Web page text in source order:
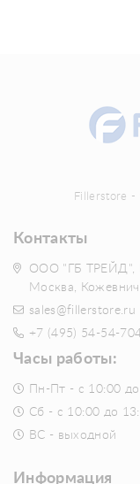
Fillerstore -
Контакты
ООО "ГБ ТРЕЙД",
Москва,
sales@fillerstore.ru
+7 (495) 54-54-
Часы работы:
Пн-Пт - с 10:00
Сб - с 10:00 до
ВС - выходной
Информация